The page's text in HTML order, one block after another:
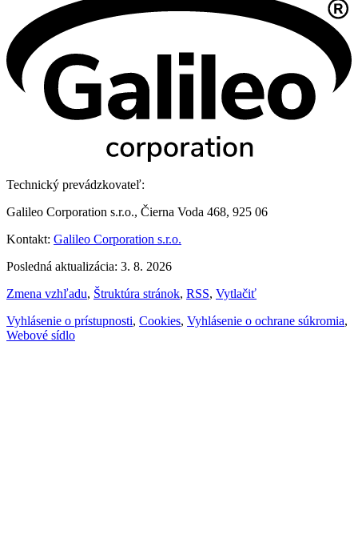
Technický prevádzkovateľ:
Galileo Corporation s.r.o., Čierna Voda 468, 925 06
Kontakt: Galileo Corporation s.r.o.
Posledná aktualizácia: 3. 8. 2026
Zmena vzhľadu, Štruktúra stránok, RSS, Vytlačiť
Vyhlásenie o prístupnosti, Cookies, Vyhlásenie o ochrane súkromia,
Webové sídlo